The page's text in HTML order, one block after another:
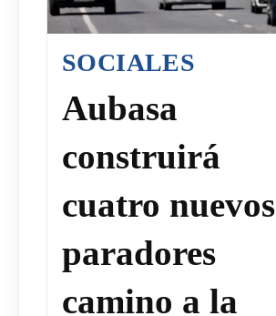
SOCIALES
Aubasa
construirá
cuatro nuevos
paradores
camino a la